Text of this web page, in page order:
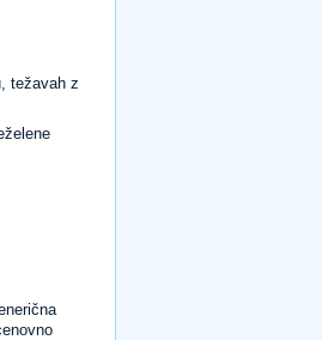
težavah z